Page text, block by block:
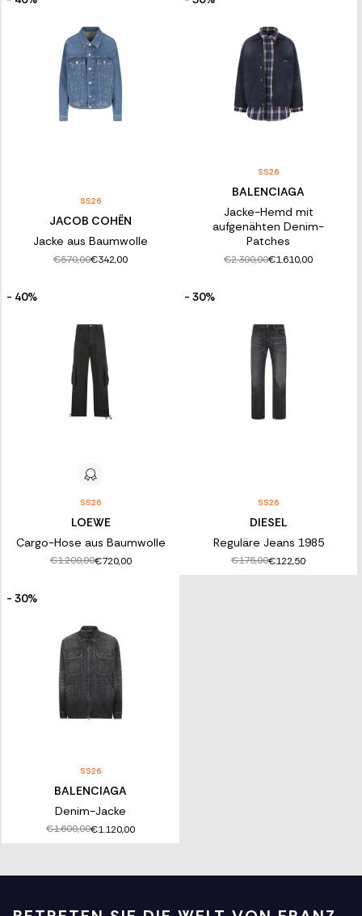
SS26
JACOB COHËN
Jacke aus Baumwolle
€570,00€342,00
SS26
BALENCIAGA
Jacke-Hemd mit
aufgenähten Denim-
Patches
€2.300,00€1.610,00
- 40%
SS26
LOEWE
Cargo-Hose aus Baumwolle
€1.200,00€720,00
- 30%
SS26
DIESEL
Reguläre Jeans 1985
€175,00€122,50
- 30%
SS26
BALENCIAGA
Denim-Jacke
€1.600,00€1.120,00